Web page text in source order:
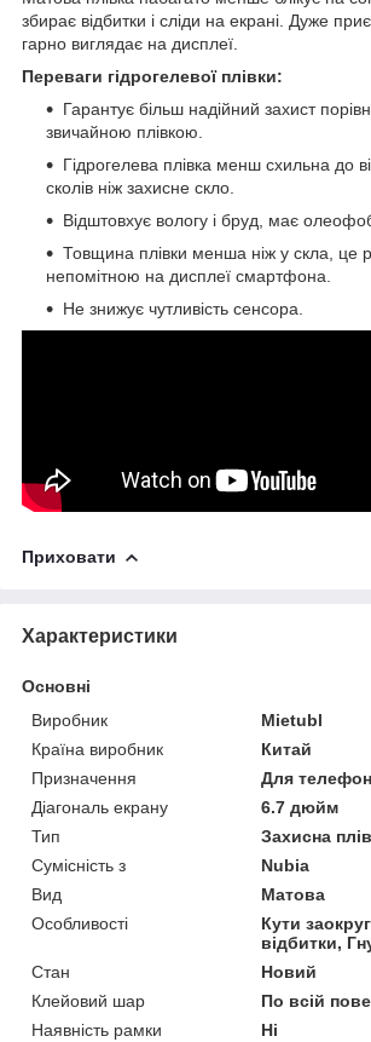
збирає відбитки і сліди на екрані. Дуже
гарно виглядає на дисплеї.
Переваги гідрогелевої плівки:
Гарантує більш надійний захист
звичайною плівкою.
Гідрогелева плівка менш схильна до
сколів ніж захисне скло.
Відштовхує вологу і бруд, має
Товщина плівки менша ніж у скла, це
непомітною на дисплеї смартфона.
Не знижує чутливість сенсора.
Приховати
Характеристики
Основні
Виробник
Mietubl
Країна виробник
Китай
Призначення
Для
Діагональ екрану
6.7 дюйм
Тип
Захисна
Сумісність з
Nubia
Вид
Матова
Особливості
Кути
відбитки,
Стан
Новий
Клейовий шар
По всій
Наявність рамки
Ні